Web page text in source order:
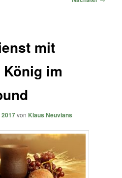
mit
im
von Klaus Neuvians